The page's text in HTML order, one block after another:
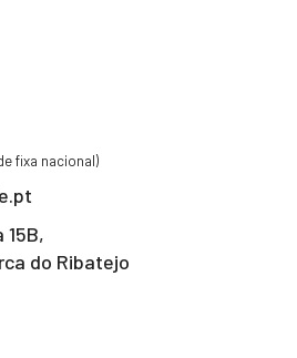
fixa nacional)
do Ribatejo